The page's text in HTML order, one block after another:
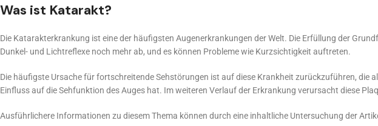
Was ist Katarakt?
Die Katarakterkrankung ist eine der häufigsten Augenerkrankungen der Welt. Die Erfüllung der
Dunkel- und Lichtreflexe noch mehr ab, und es können Probleme wie Kurzsichtigkeit auftreten.
Die häufigste Ursache für fortschreitende Sehstörungen ist auf diese Krankheit zurückzuführen, die
Einfluss auf die Sehfunktion des Auges hat. Im weiteren Verlauf der Erkrankung verursacht diese
Ausführlichere Informationen zu diesem Thema können durch eine inhaltliche Untersuchung der